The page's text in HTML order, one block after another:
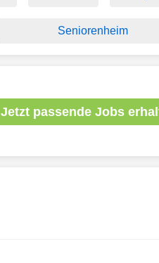
Seniorenheim
Jetzt passende Jobs